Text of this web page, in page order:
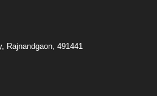
Rajnandgaon, 491441